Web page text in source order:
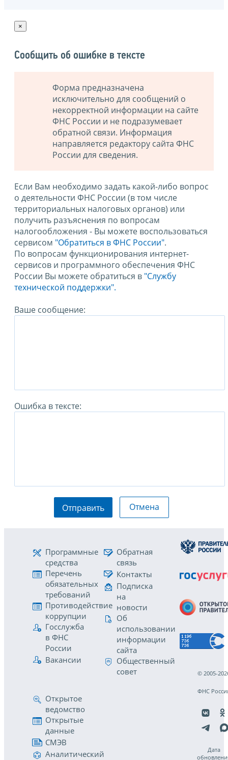
×
Сообщить об ошибке в тексте
Форма предназначена
исключительно для сообщений о
некорректной информации на сайте
ФНС России и не подразумевает
обратной связи. Информация
направляется редактору сайта ФНС
России для сведения.
Если Вам необходимо задать какой-либо вопрос
о деятельности ФНС России (в том числе
территориальных налоговых органов) или
получить разъяснения по вопросам
налогообложения - Вы можете воспользоваться
сервисом "Обратиться в ФНС России".
По вопросам функционирования интернет-
сервисов и программного обеспечения ФНС
России Вы можете обратиться в "Службу
технической поддержки".
Ваше сообщение:
Ошибка в тексте:
Отправить Отмена
Программные
средства
Перечень
обязательных
требований
Противодействие
коррупции
Госслужба
в ФНС
России
Вакансии
Обратная
связь
Контакты
Подписка
на
новости
Об
использовании
информации
сайта
Общественный
совет
Открытое
ведомство
Открытые
данные
СМЭВ
Аналитический
© 2005-
ФНС
Дата